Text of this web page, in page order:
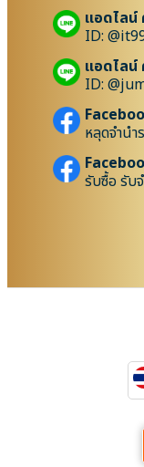
แอดไลน์
ID:
แอดไลน์
ID:
หลุดจำนำ
รับซื้อ รับ